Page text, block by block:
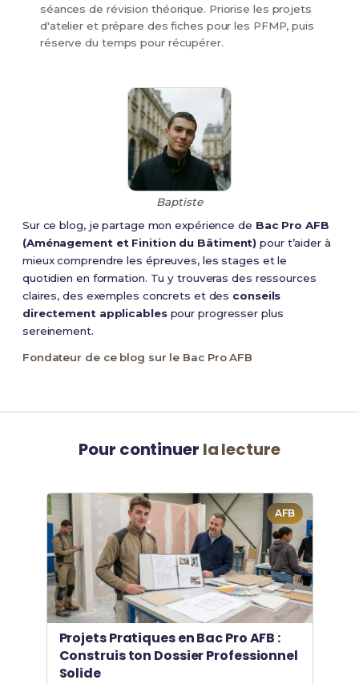
séances de révision théorique. Priorise les projets
d'atelier et prépare des fiches pour les PFMP, puis
réserve du temps pour récupérer.
Baptiste
Sur ce blog, je partage mon expérience de Bac Pro AFB
(Aménagement et Finition du Bâtiment) pour t’aider à
mieux comprendre les épreuves, les stages et le
quotidien en formation. Tu y trouveras des ressources
claires, des exemples concrets et des conseils
directement applicablespour progresser plus
sereinement.
Fondateur de ce blog sur le Bac Pro AFB
Pour continuer la lecture
AFB
Projets Pratiques en Bac Pro AFB :
Construis ton Dossier Professionnel
Solide